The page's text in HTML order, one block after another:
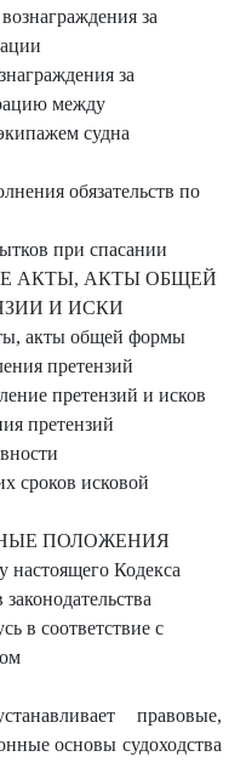
за
за
между
судна
обязательств по
при спасании
АКТЫ, АКТЫ ОБЩЕЙ
И ИСКИ
акты общей формы
претензий
претензий и исков
претензий
сроков исковой
ПОЛОЖЕНИЯ
настоящего Кодекса
в соответствие с
правовые,
основы судоходства